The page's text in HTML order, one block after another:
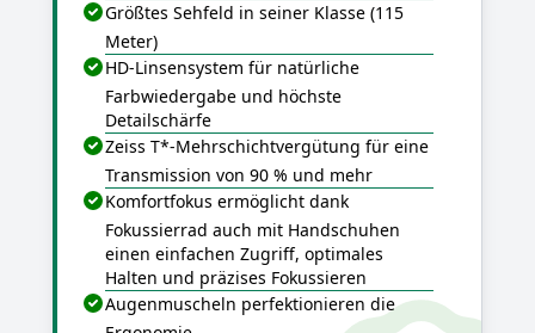
Größtes Sehfeld in seiner Klasse (115
Meter)
HD-Linsensystem für natürliche
Farbwiedergabe und höchste
Detailschärfe
Zeiss T*-Mehrschichtvergütung für eine
Transmission von 90 % und mehr
Komfortfokus ermöglicht dank
Fokussierrad auch mit Handschuhen
einen einfachen Zugriff, optimales
Halten und präzises Fokussieren
Augenmuscheln perfektionieren die